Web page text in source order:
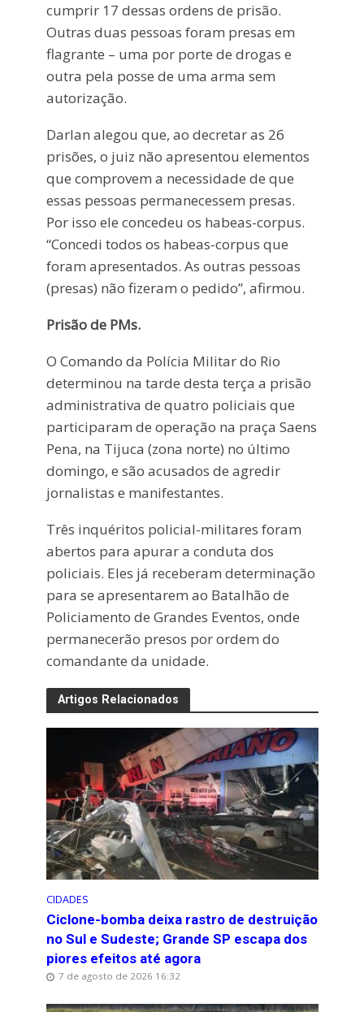
cumprir 17 dessas ordens de prisão.
Outras duas pessoas foram presas em
flagrante – uma por porte de drogas e
outra pela posse de uma arma sem
autorização.
Darlan alegou que, ao decretar as 26
prisões, o juiz não apresentou elementos
que comprovem a necessidade de que
essas pessoas permanecessem presas.
Por isso ele concedeu os habeas-corpus.
“Concedi todos os habeas-corpus que
foram apresentados. As outras pessoas
(presas) não fizeram o pedido”, afirmou.
Prisão de PMs.
O Comando da Polícia Militar do Rio
determinou na tarde desta terça a prisão
administrativa de quatro policiais que
participaram de operação na praça Saens
Pena, na Tijuca (zona norte) no último
domingo, e são acusados de agredir
jornalistas e manifestantes.
Três inquéritos policial-militares foram
abertos para apurar a conduta dos
policiais. Eles já receberam determinação
para se apresentarem ao Batalhão de
Policiamento de Grandes Eventos, onde
permanecerão presos por ordem do
comandante da unidade.
Artigos Relacionados
CIDADES
Ciclone-bomba deixa rastro de destruição
no Sul e Sudeste; Grande SP escapa dos
piores efeitos até agora
7 de agosto de 2026 16:32